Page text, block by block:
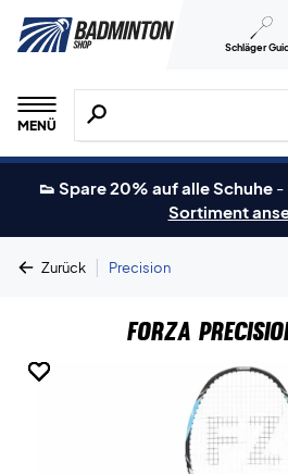
Schläger
MENÜ
Suche nach Produkten,
👟 Spare 20% auf alle Schuhe -
Sortiment
Zurück | Precision
Forza